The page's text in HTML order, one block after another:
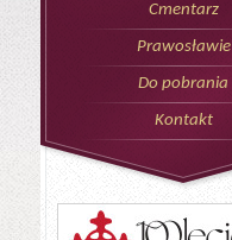
Cmentarz
Prawosławie
Do pobrania
Kontakt